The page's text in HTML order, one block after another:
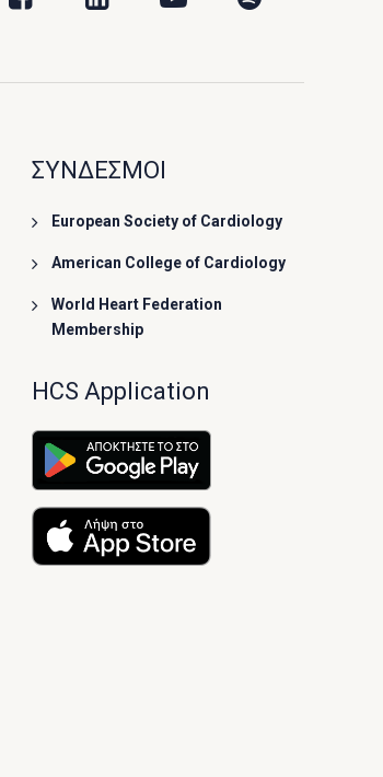
ΣΥΝΔΕΣΜΟΙ
European Society of Cardiology
American College of Cardiology
World Heart Federation
Membership
HCS Application